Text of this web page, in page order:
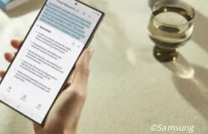
©Samsung